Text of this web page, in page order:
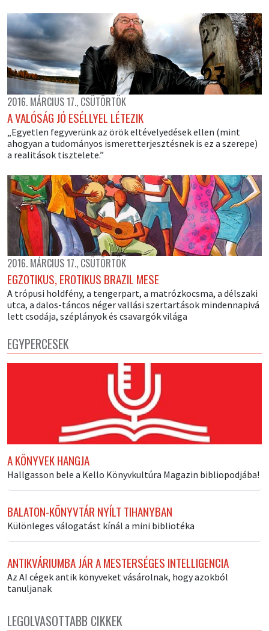
2016. MÁRCIUS 17., CSÜTÖRTÖK
A VALÓSÁG JÓ ESÉLLYEL LÉTEZIK
„Egyetlen fegyverünk az örök eltévelyedések ellen (mint
ahogyan a tudományos ismeretterjesztésnek is ez a szerepe)
a realitások tisztelete.”
2016. MÁRCIUS 17., CSÜTÖRTÖK
EGZOTIKUS, EROTIKUS BRAZIL MESE
A trópusi holdfény, a tengerpart, a matrózkocsma, a délszaki
utca, a dalos-táncos néger vallási szertartások mindennapivá
lett csodája, széplányok és csavargók világa
EGYPERCESEK
A KÖNYVEK HANGJA
Hallgasson bele a Kello Könyvkultúra Magazin bibliopodjába!
BALATON-KÖNYVTÁR NYÍLT TIHANYBAN
Különleges válogatást kínál a mini bibliotéka
ANTIKVÁRIUMBA JÁR A MESTERSÉGES INTELLIGENCIA
Az AI cégek antik könyveket vásárolnak, hogy azokból
tanuljanak
LEGOLVASOTTABB CIKKEK